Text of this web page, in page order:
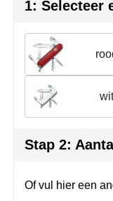
Sportkleding
Tassen
Veiligheid,
Vrije tijd,
Join the pipe
Kambukka
Lipton
MagLite
1: Selecteer
wit
Stap 2:
Of vul hier een